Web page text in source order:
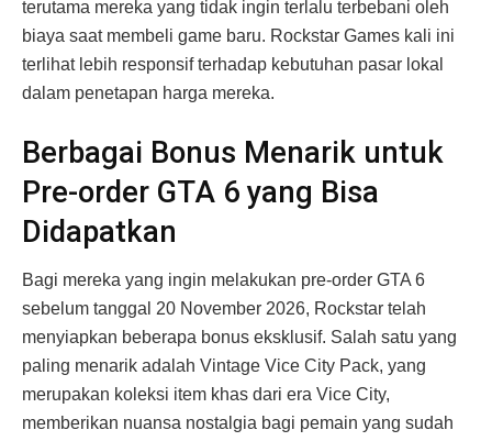
terutama mereka yang tidak ingin terlalu terbebani oleh
biaya saat membeli game baru. Rockstar Games kali ini
terlihat lebih responsif terhadap kebutuhan pasar lokal
dalam penetapan harga mereka.
Berbagai Bonus Menarik untuk
Pre-order GTA 6 yang Bisa
Didapatkan
Bagi mereka yang ingin melakukan pre-order GTA 6
sebelum tanggal 20 November 2026, Rockstar telah
menyiapkan beberapa bonus eksklusif. Salah satu yang
paling menarik adalah Vintage Vice City Pack, yang
merupakan koleksi item khas dari era Vice City,
memberikan nuansa nostalgia bagi pemain yang sudah